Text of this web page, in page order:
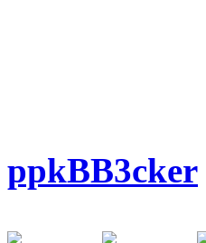
ppkBB3cker